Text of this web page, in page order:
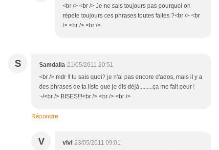
<br /> <br /> Je ne sais toujours pas pourquoi on
répète toujours ces phrases toutes faites ?<br /> <br
/> <br /> <br />
S Samdalia 21/05/2011 20:51
<br /> mdr !! tu sais quoi? je n'ai pas encore d'ados, mais il y a
des phrases de ta liste que je dis déjà.........ça me fait peur !
:-/<br /> BISES!!!<br /> <br /> <br />
Répondre
V vivi 23/05/2011 09:01